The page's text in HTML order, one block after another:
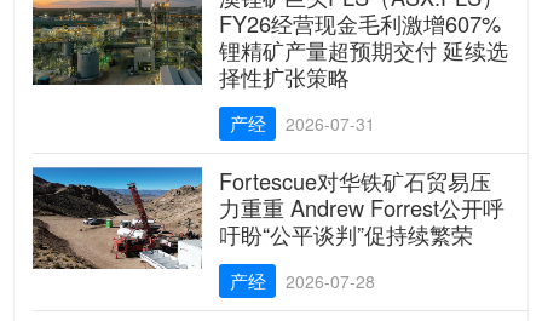
FY26经营现金毛利激增607%
锂精矿产量超预期交付 延续选
择性扩张策略
产经 2026-07-31
Fortescue对华铁矿石贸易压
力重重 Andrew Forrest公开呼
吁盼“公平谈判”促持续繁荣
产经 2026-07-28